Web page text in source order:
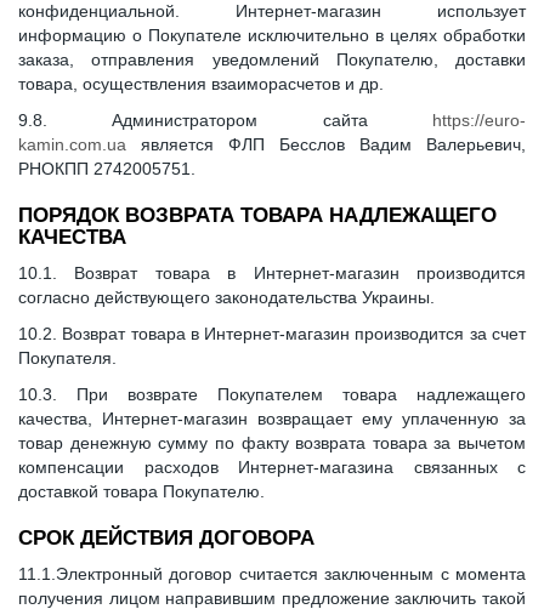
конфиденциальной. Интернет-магазин использует
информацию о Покупателе исключительно в целях обработки
заказа, отправления уведомлений Покупателю, доставки
товара, осуществления взаиморасчетов и др.
9.8. Администратором сайта https://euro-
kamin.com.ua является ФЛП Бесслов Вадим Валерьевич,
РНОКПП 2742005751.
ПОРЯДОК ВОЗВРАТА ТОВАРА НАДЛЕЖАЩЕГО
КАЧЕСТВА
10.1. Возврат товара в Интернет-магазин производится
согласно действующего законодательства Украины.
10.2. Возврат товара в Интернет-магазин производится за счет
Покупателя.
10.3. При возврате Покупателем товара надлежащего
качества, Интернет-магазин возвращает ему уплаченную за
товар денежную сумму по факту возврата товара за вычетом
компенсации расходов Интернет-магазина связанных с
доставкой товара Покупателю.
СРОК ДЕЙСТВИЯ ДОГОВОРА
11.1.Электронный договор считается заключенным с момента
получения лицом направившим предложение заключить такой